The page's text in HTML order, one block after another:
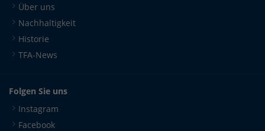
Über uns
Nachhaltigkeit
Historie
TFA-News
Folgen Sie uns
Instagram
Facebook